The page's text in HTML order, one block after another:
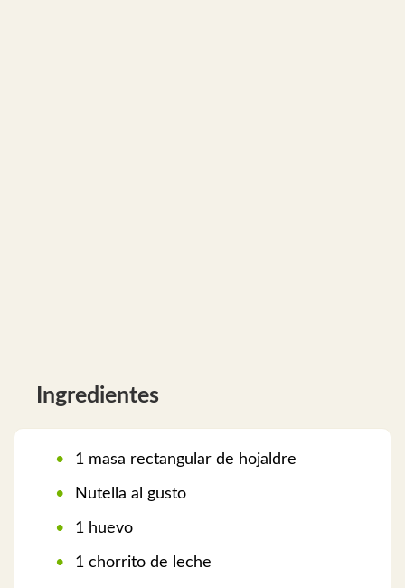
Ingredientes
1 masa rectangular de hojaldre
Nutella al gusto
1 huevo
1 chorrito de leche